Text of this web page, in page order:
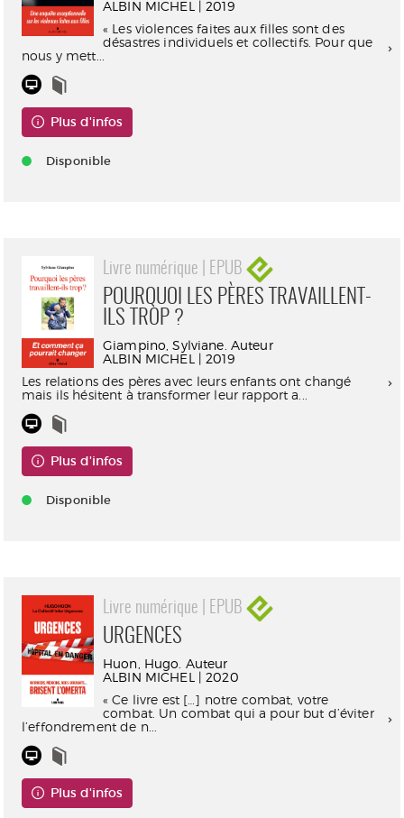
ALBIN MICHEL | 2019
« Les violences faites aux filles sont des
désastres individuels et collectifs. Pour que
nous y mett...
Plus d'infos
Disponible
Livre numérique | EPUB
POURQUOI LES PÈRES TRAVAILLENT-
ILS TROP ?
Giampino, Sylviane. Auteur
ALBIN MICHEL | 2019
Les relations des pères avec leurs enfants ont changé
mais ils hésitent à transformer leur rapport a...
Plus d'infos
Disponible
Livre numérique | EPUB
URGENCES
Huon, Hugo. Auteur
ALBIN MICHEL | 2020
« Ce livre est […] notre combat, votre
combat. Un combat qui a pour but d’éviter
l’effondrement de n...
Plus d'infos